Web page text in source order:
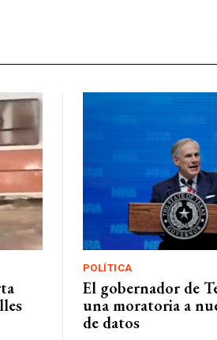
POLÍTICA
El gobernador de
una moratoria a
de datos